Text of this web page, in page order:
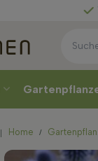
Sie Ihre
Home